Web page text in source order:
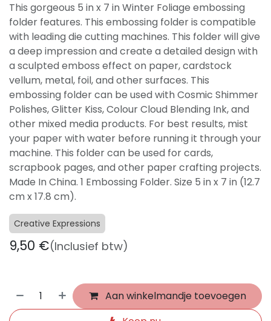
This gorgeous 5 in x 7 in Winter Foliage embossing
folder features. This embossing folder is compatible
with leading die cutting machines. This folder will give
a deep impression and create a detailed design with
a sculpted emboss effect on paper, cardstock
vellum, metal, foil, and other surfaces. This
embossing folder can be used with Cosmic Shimmer
Polishes, Glitter Kiss, Colour Cloud Blending Ink, and
other mixed media products. For best results, mist
your paper with water before running it through your
machine. This folder can be used for cards,
scrapbook pages, and other paper crafting projects.
Made In China. 1 Embossing Folder. Size 5 in x 7 in (12.7
cm x 17.8 cm).
Creative Expressions
9,50 €(Inclusief btw)
Aan winkelmandje toevoegen